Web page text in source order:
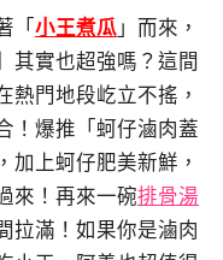
「小王煮瓜」而來，
其實也超強嗎？這間
熱門地段屹立不搖，
！爆推「蚵仔滷肉蓋
加上蚵仔肥美新鮮，
來！再來一碗排骨湯
拉滿！如果你是滷肉